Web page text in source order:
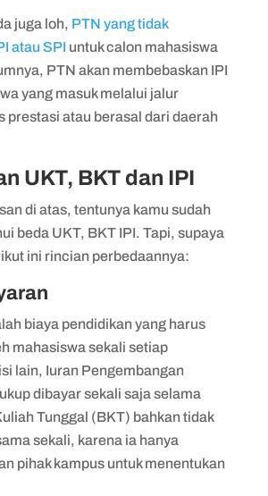
juga loh, PTN yang tidak
atau SPI untuk calon mahasiswa
PTN akan membebaskan IPI
yang masuk melalui jalur
prestasi atau berasal dari daerah
UKT, BKT dan IPI
di atas, tentunya kamu sudah
beda UKT, BKT IPI. Tapi, supaya
ini rincian perbedaannya:
biaya pendidikan yang harus
mahasiswa sekali setiap
lain, Iuran Pengembangan
dibayar sekali saja selama
Tunggal (BKT) bahkan tidak
sekali, karena ia hanya
pihak kampus untuk menentukan